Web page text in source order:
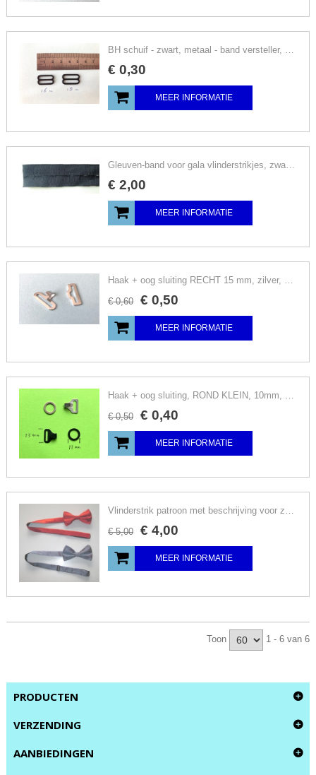
€ 0,30
MEER INFORMATIE
€ 2,00
MEER INFORMATIE
€ 0,60 € 0,50
MEER INFORMATIE
€ 0,50 € 0,40
MEER INFORMATIE
€ 5,00 € 4,00
MEER INFORMATIE
Toon 1 - 6 van 6
PRODUCTEN
VERZENDING
AANBIEDINGEN